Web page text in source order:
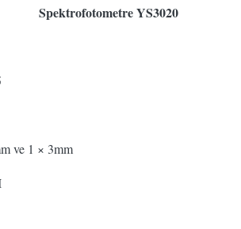
Spektrofotometre YS3020
ve 1 × 3mm